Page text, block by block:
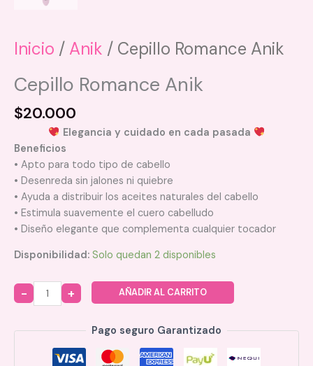
Inicio / Anik / Cepillo Romance Anik
Cepillo Romance Anik
$20.000
Elegancia y cuidado en cada pasada
Beneficios
• Apto para todo tipo de cabello
• Desenreda sin jalones ni quiebre
• Ayuda a distribuir los aceites naturales del cabello
• Estimula suavemente el cuero cabelludo
• Diseño elegante que complementa cualquier tocador
Disponibilidad: Solo quedan 2 disponibles
Quantity
AÑADIR AL CARRITO
Pago seguro Garantizado